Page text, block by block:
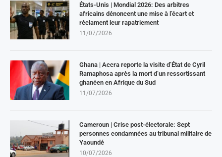
États-Unis | Mondial 2026: Des arbitres
africains dénoncent une mise à l’écart et
réclament leur rapatriement
11/07/2026
Ghana | Accra reporte la visite d’État de Cyril
Ramaphosa après la mort d’un ressortissant
ghanéen en Afrique du Sud
11/07/2026
Cameroun | Crise post-électorale: Sept
personnes condamnées au tribunal militaire de
Yaoundé
10/07/2026